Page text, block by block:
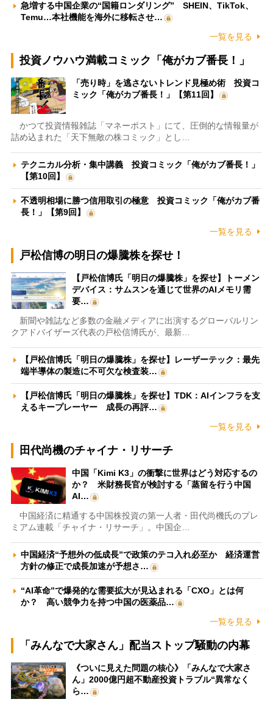
急増する中国企業の“国籍ロンダリング” SHEIN、TikTok、
Temu…本社機能を海外に移転させ…
一覧を見る
投資ノウハウ満載コミック「俺がカブ番長！」
「売り時」を逃さないトレンド見極め術 投資コ
ミック「俺がカブ番長！」【第11回】
かつて投資情報雑誌「マネーポスト」にて、圧倒的な情報量が
詰め込まれた「天下無敵の株コミック」とし…
テクニカル分析・集中講義 投資コミック「俺がカブ番長！」
【第10回】
不透明相場に勝つ信用取引の極意 投資コミック「俺がカブ番
長！」【第9回】
一覧を見る
戸松信博の明日の爆騰株を探せ！
【戸松信博氏「明日の爆騰株」を探せ】トーメン
デバイス：サムスンを通じて世界のAIメモリ需
要…
新聞や雑誌など多数の金融メディアに出演するグローバルリン
クアドバイザーズ代表の戸松信博氏が、最新…
【戸松信博氏「明日の爆騰株」を探せ】レーザーテック：最先
端半導体の製造に不可欠な検査装…
【戸松信博氏「明日の爆騰株」を探せ】TDK：AIインフラを支
えるキープレーヤー 成長の再評…
一覧を見る
田代尚機のチャイナ・リサーチ
中国「Kimi K3」の衝撃に世界はどう対応するの
か？ 米財務長官が検討する「蒸留を行う中国
AI…
中国経済に精通する中国株投資の第一人者・田代尚機氏のプレ
ミアム連載「チャイナ・リサーチ」。中国企…
中国経済“予想外の低成長”で政策のテコ入れ必至か 経済運営
方針の修正で成長加速が予想さ…
“AI革命”で爆発的な需要拡大が見込まれる「CXO」とは何
か？ 高い競争力を持つ中国の医薬品…
一覧を見る
「みんなで大家さん」配当ストップ騒動の内幕
《ついに見えた問題の核心》「みんなで大家さ
ん」2000億円超不動産投資トラブル“異常なく
ら…